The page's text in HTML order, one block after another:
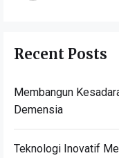
Recent Posts
Membangun
Demensia
Teknologi Inovatif